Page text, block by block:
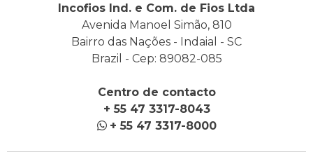
Incofios Ind. e Com. de Fios Ltda
Avenida Manoel Simão, 810
Bairro das Nações - Indaial - SC
Brazil - Cep: 89082-085
Centro de contacto
+ 55 47 3317-8043
+ 55 47 3317-8000